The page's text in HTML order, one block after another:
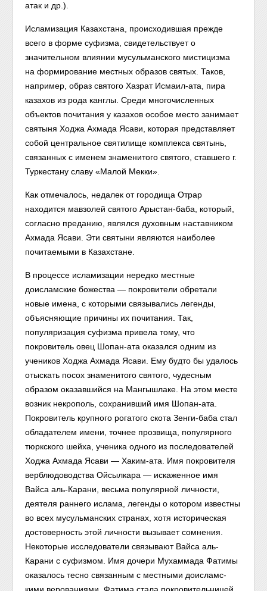
атак и др.).
Исламизация Казахстана, происходившая прежде
всего в форме суфиз­ма, свидетельствует о
значительном влиянии мусульманского мистицизма
на формирование местных образов святых. Таков,
например, образ святого Хазрат Исмаил-ата, пира
казахов из рода канглы. Среди многочисленных
объектов почитания у казахов особое место занимает
святыня Ходжа Ахмада Ясави, которая представляет
собой центральное святилище комплекса святынь,
связанных с именем знаменитого святого, ставшего г.
Туркестану славу «Малой Мекки».
Как отмечалось, недалек от городища Отрар
находится мавзолей святого Арыстан-баба, который,
согласно преданию, являлся духовным наставником
Ахмада Ясави. Эти свя­тыни являются наиболее
почитаемыми в Казахстане.
В процессе исламизации нередко местные
доисламские божества — покровители обретали
новые имена, с которыми связывались легенды,
объясняющие причины их почитания. Так,
популяризация суфизма привела тому, что
покровитель овец Шопан-ата оказался одним из
учеников Ход­жа Ахмада Ясави. Ему будто бы удалось
отыскать посох знаменитого святого, чудесным
образом оказавшийся на Мангышлаке. На этом месте
возник некрополь, сохранивший имя Шопан-ата.
Покровитель крупного рогатого скота Зенги-баба стал
обладателем имени, точнее прозвища, попу­лярного
тюркского шейха, ученика одного из последователей
Ходжа Ах­мада Ясави — Хаким-ата. Имя покровителя
верблюдоводства Ойсылкара — искаженное имя
Вайса аль-Карани, весьма популярной личности,
деятеля раннего ислама, легенды о котором известны
во всех мусульманских странах, хотя историческая
достоверность этой личности вызывает сомнения.
Некоторые исследователи связывают Вайса аль-
Карани с суфизмом. Имя дочери Мухаммада Фатимы
оказалось тесно связанным с местными доисламс­